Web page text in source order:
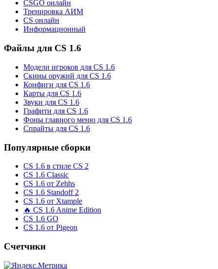
CSGO онлайн
Тренировка АИМ
CS онлайн
Информационный
Файлы для CS 1.6
Модели игроков для CS 1.6
Скины оружий для CS 1.6
Конфиги для CS 1.6
Карты для CS 1.6
Звуки для CS 1.6
Графити для CS 1.6
Фоны главного меню для CS 1.6
Спрайты для CS 1.6
Популярные сборки
CS 1.6 в стиле CS 2
CS 1.6 Classic
CS 1.6 от Zehhs
CS 1.6 Standoff 2
CS 1.6 от Xtample
🔥 CS 1.6 Anime Edition
CS 1.6 GO
CS 1.6 от Pigeon
Счетчики